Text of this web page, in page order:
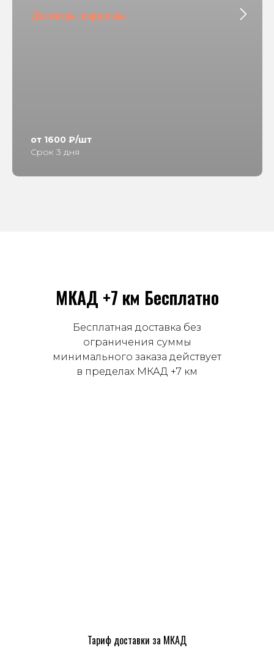
Джемперы, кардиганы
от 1600 ₽/шт
Срок 3 дня
МКАД +7 км Бесплатно
Бесплатная доставка без
ограничения суммы
минимального заказа действует
в пределах МКАД +7 км
Тариф доставки за МКАД